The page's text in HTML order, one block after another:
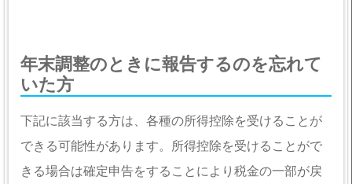
年末調整のときに報告するのを忘れて
いた方
下記に該当する方は、各種の所得控除を受けることが
できる可能性があります。所得控除を受けることがで
きる場合は確定申告をすることにより税金の一部が戻